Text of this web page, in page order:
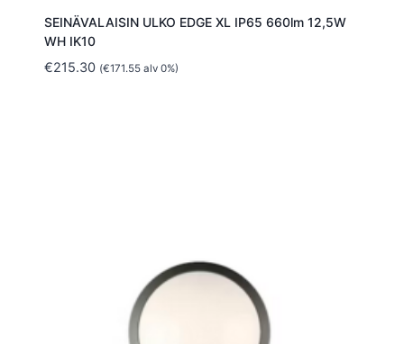
SEINÄVALAISIN ULKO EDGE XL IP65 660lm 12,5W
WH IK10
€215.30 (€171.55alv 0%)